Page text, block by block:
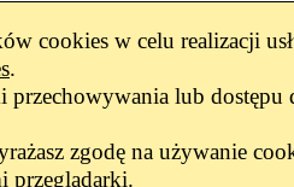
cookies w celu realizacji
.
przechowywania lub
zgodę na używanie
przeglądarki.